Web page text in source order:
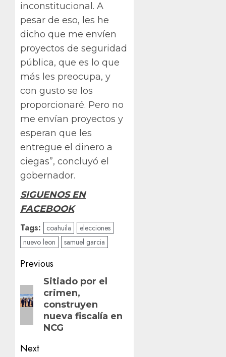
inconstitucional. A
pesar de eso, les he
dicho que me envíen
proyectos de seguridad
pública, que es lo que
más les preocupa, y
con gusto se los
proporcionaré. Pero no
me envían proyectos y
esperan que les
entregue el dinero a
ciegas”, concluyó el
gobernador.
SIGUENOS EN
FACEBOOK
Tags: coahuila
elecciones
nuevo leon
samuel garcia
Post
navigation
Previous
Previous
post:
Sitiado por el
crimen,
construyen
nueva fiscalía en
NCG
Next